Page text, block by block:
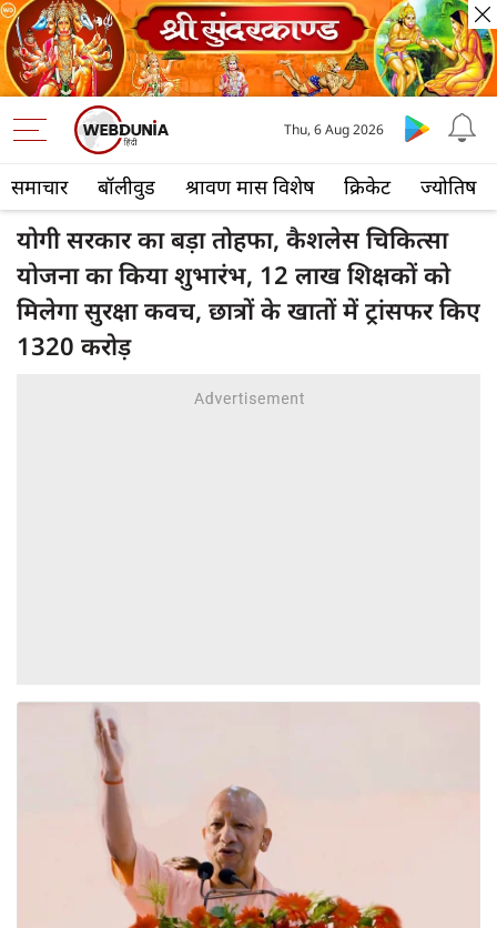
समाचार बॉलीवुड श्रावण मास विशेष क्रिकेट ज्योतिष
Thu, 6 Aug 2026
योगी सरकार का बड़ा तोहफा, कैशलेस चिकित्सा
योजना का किया शुभारंभ, 12 लाख शिक्षकों को
मिलेगा सुरक्षा कवच, छात्रों के खातों में ट्रांसफर किए
1320 करोड़